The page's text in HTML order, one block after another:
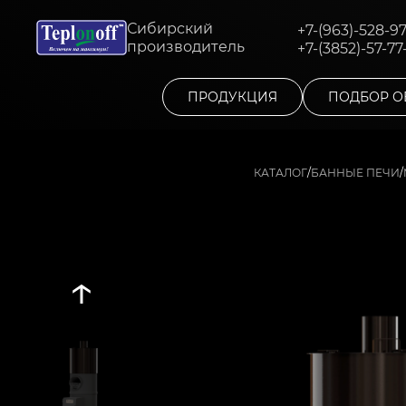
Сибирский
производитель
+7-(963)-528-
+7-(3852)-57-
ПРОДУКЦИЯ ПОДБОР
КАТАЛОГ/БАННЫЕ ПЕЧИ/
↑